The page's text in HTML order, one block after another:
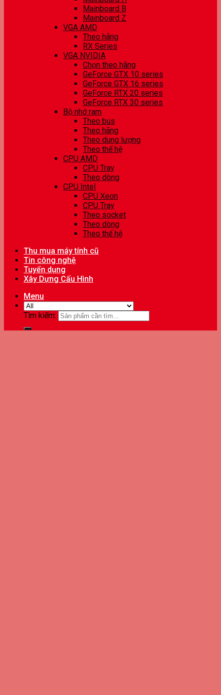
Mainboard B
Mainboard Z
VGA AMD
Theo hãng
RX Series
VGA NVIDIA
Chọn theo hãng
GeForce GTX 10 series
GeForce GTX 16 series
GeForce RTX 20 series
GeForce RTX 30 series
Bộ nhớ ram
Theo bus
Theo hãng
Theo dung lượng
Theo thế hệ
CPU AMD
CPU Tray
Theo dòng
CPU Intel
CPU Xeon
CPU Tray
Theo socket
Theo dòng
Theo thế hệ
Thu mua máy tính cũ
Tin công nghệ
Tuyển dụng
Xây Dựng Cấu Hình
Menu
Tìm kiếm: